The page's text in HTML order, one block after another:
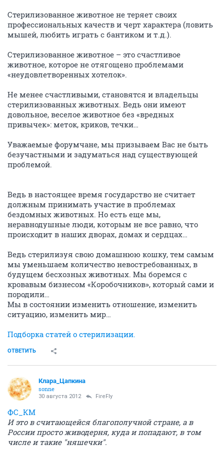
Стерилизованное животное не теряет своих
профессиональных качеств и черт характера (ловить
мышей, любить играть с бантиком и т.д.).
Стерилизованное животное – это счастливое
животное, которое не отягощено проблемами
«неудовлетворенных хотелок».
Не менее счастливыми, становятся и владельцы
стерилизованных животных. Ведь они имеют
довольное, веселое животное без «вредных
привычек»: меток, криков, течки…
Уважаемые форумчане, мы призываем Вас не быть
безучастными и задуматься над существующей
проблемой.
Ведь в настоящее время государство не считает
должным принимать участие в проблемах
бездомных животных. Но есть еще мы,
неравнодушные люди, которым не все равно, что
происходит в наших дворах, домах и сердцах…
Ведь стерилизуя свою домашнюю кошку, тем самым
мы уменьшаем количество невостребованных, в
будущем бесхозных животных. Мы боремся с
кровавым бизнесом «Коробочников», который сами и
породили…
Мы в состоянии изменить отношение, изменить
ситуацию, изменить мир…
Подборка статей о стерилизации.
ОТВЕТИТЬ
Клара_Цапкина
sonne
30 августа 2012 FireFly
ФС_КМ
И это в считающейся благополучной стране, а в
России просто живодерня, куда и попадают, в том
числе и такие "няшечки".